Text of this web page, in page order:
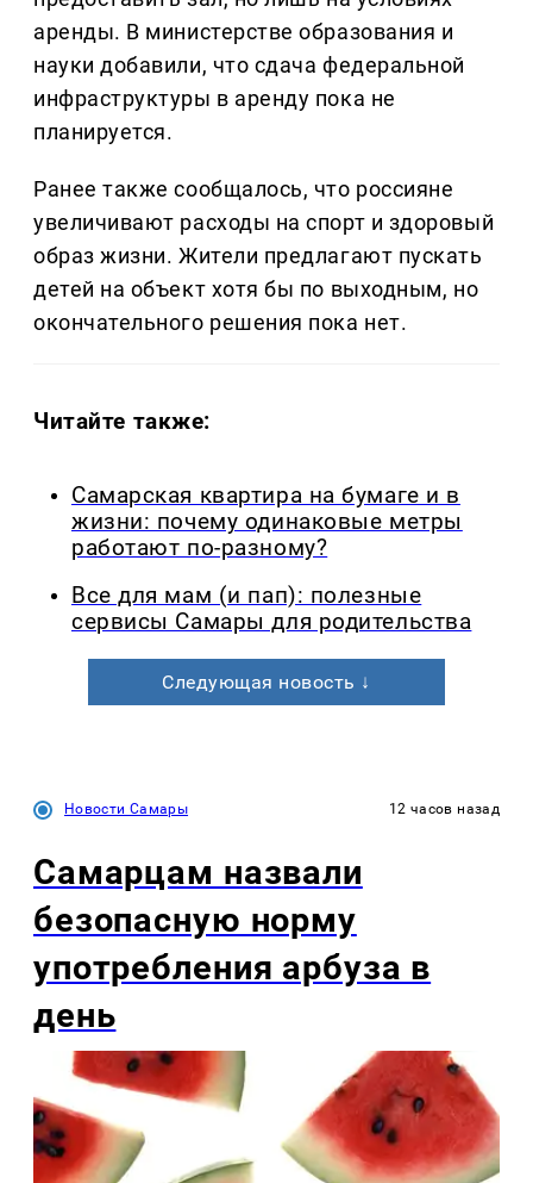
аренды. В министерстве образования и
науки добавили, что сдача федеральной
инфраструктуры в аренду пока не
планируется.
Ранее также сообщалось, что россияне
увеличивают расходы на спорт и здоровый
образ жизни. Жители предлагают пускать
детей на объект хотя бы по выходным, но
окончательного решения пока нет.
Читайте также:
Самарская квартира на бумаге и в
жизни: почему одинаковые метры
работают по-разному?
Все для мам (и пап): полезные
сервисы Самары для родительства
Следующая новость ↓
Новости Самары 12 часов назад
Самарцам назвали
безопасную норму
употребления арбуза в
день